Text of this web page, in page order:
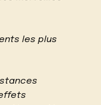
les plus